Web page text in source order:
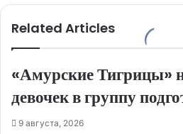
Related Articles
«Амурские Тигрицы»
девочек в группу
9 августа, 2026